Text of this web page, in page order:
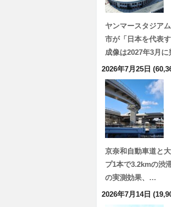
ヤンマースタジア
市が「日本を代表
成像は2027年3月に
2026年7月25日
京奈和自動車道と
プ1本で3.2kmの渋
の実測効果、…
2026年7月14日